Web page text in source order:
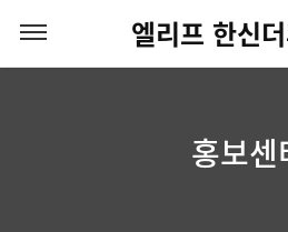
엘리프 한신
홍보센